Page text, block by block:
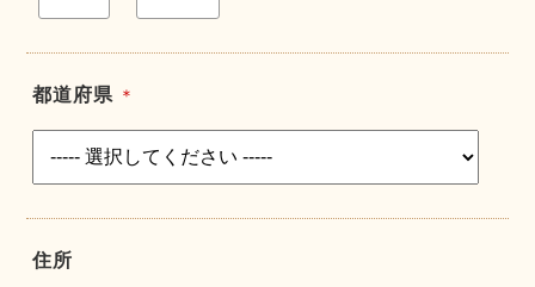
都道府県 ＊
住所